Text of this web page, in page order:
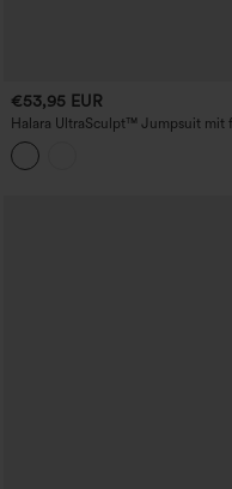
€53,95 EUR
Halara UltraSculpt™ Jumpsuit mit
eingearbeitetem Polster,
ausgestelltem Bein und Taschen –
Peezy Edition